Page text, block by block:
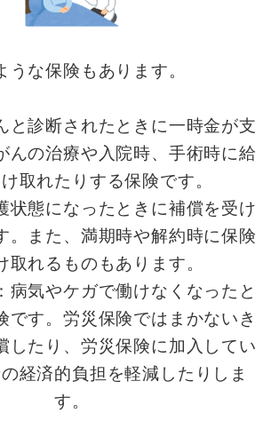
うな保険もあります。
と診断されたときに一時金が支
んの治療や入院時、手術時に給
取れたりする保険です。
状態になったときに補償を受け
。また、満期時や解約時に保険
取れるものもあります。
病気やケガで働けなくなったと
です。労災保険ではまかないき
したり、労災保険に加入してい
経済的負担を軽減したりしま
す。